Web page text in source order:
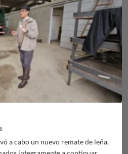
a cabo un nuevo remate de leña,